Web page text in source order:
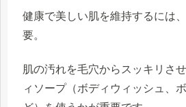
健康で美しい肌を維持するには
要。
肌の汚れを毛穴からスッキリさ
ィソープ（ボディウィッシュ、